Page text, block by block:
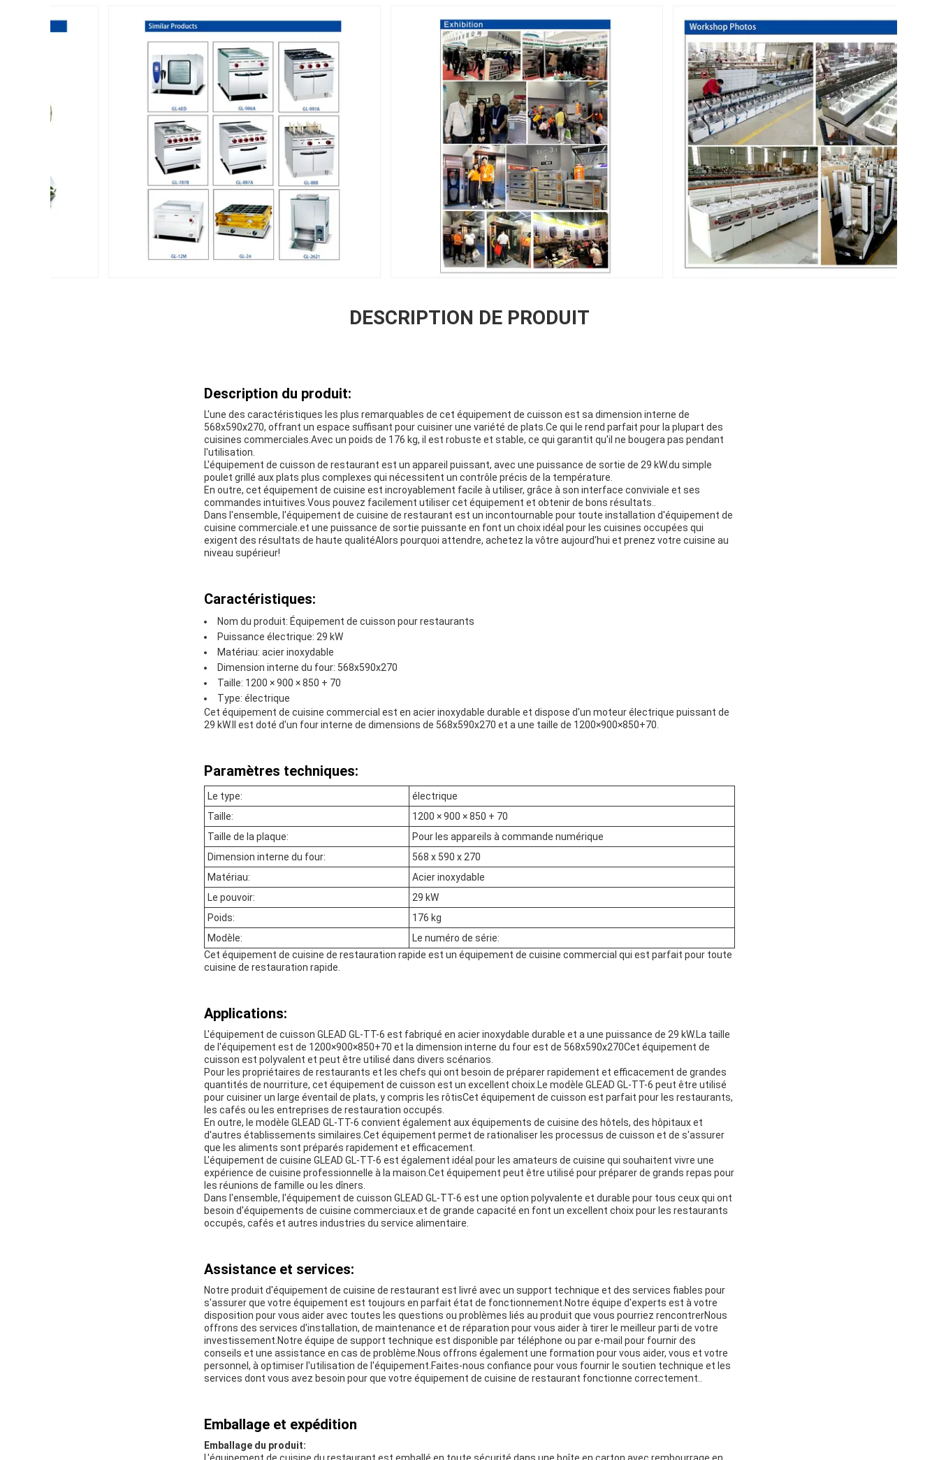
DESCRIPTION DE PRODUIT
Description du produit:
L'une des caractéristiques les plus remarquables de cet équipement de cuisson est sa dimension interne de
568x590x270, offrant un espace suffisant pour cuisiner une variété de plats.Ce qui le rend parfait pour la plupart des
cuisines commerciales.Avec un poids de 176 kg, il est robuste et stable, ce qui garantit qu'il ne bougera pas pendant
l'utilisation.
L'équipement de cuisson de restaurant est un appareil puissant, avec une puissance de sortie de 29 kW.du simple
poulet grillé aux plats plus complexes qui nécessitent un contrôle précis de la température.
En outre, cet équipement de cuisine est incroyablement facile à utiliser, grâce à son interface conviviale et ses
commandes intuitives.Vous pouvez facilement utiliser cet équipement et obtenir de bons résultats..
Dans l'ensemble, l'équipement de cuisine de restaurant est un incontournable pour toute installation d'équipement de
cuisine commerciale.et une puissance de sortie puissante en font un choix idéal pour les cuisines occupées qui
exigent des résultats de haute qualitéAlors pourquoi attendre, achetez la vôtre aujourd'hui et prenez votre cuisine au
niveau supérieur!
Caractéristiques:
Nom du produit: Équipement de cuisson pour restaurants
Puissance électrique: 29 kW
Matériau: acier inoxydable
Dimension interne du four: 568x590x270
Taille: 1200 × 900 × 850 + 70
Type: électrique
Cet équipement de cuisine commercial est en acier inoxydable durable et dispose d'un moteur électrique puissant de
29 kW.Il est doté d'un four interne de dimensions de 568x590x270 et a une taille de 1200×900×850+70.
Paramètres techniques:
Le type:
électrique
Taille:
1200 × 900 × 850 + 70
Taille de la plaque:
Pour les appareils à commande numérique
Dimension interne du four:
568 x 590 x 270
Matériau:
Acier inoxydable
Le pouvoir:
29 kW
Poids:
176 kg
Modèle:
Le numéro de série:
Cet équipement de cuisine de restauration rapide est un équipement de cuisine commercial qui est parfait pour toute
cuisine de restauration rapide.
Applications:
L'équipement de cuisson GLEAD GL-TT-6 est fabriqué en acier inoxydable durable et a une puissance de 29 kW.La taille
de l'équipement est de 1200×900×850+70 et la dimension interne du four est de 568x590x270Cet équipement de
cuisson est polyvalent et peut être utilisé dans divers scénarios.
Pour les propriétaires de restaurants et les chefs qui ont besoin de préparer rapidement et efficacement de grandes
quantités de nourriture, cet équipement de cuisson est un excellent choix.Le modèle GLEAD GL-TT-6 peut être utilisé
pour cuisiner un large éventail de plats, y compris les rôtisCet équipement de cuisson est parfait pour les restaurants,
les cafés ou les entreprises de restauration occupés.
En outre, le modèle GLEAD GL-TT-6 convient également aux équipements de cuisine des hôtels, des hôpitaux et
d'autres établissements similaires.Cet équipement permet de rationaliser les processus de cuisson et de s'assurer
que les aliments sont préparés rapidement et efficacement.
L'équipement de cuisine GLEAD GL-TT-6 est également idéal pour les amateurs de cuisine qui souhaitent vivre une
expérience de cuisine professionnelle à la maison.Cet équipement peut être utilisé pour préparer de grands repas pour
les réunions de famille ou les dîners.
Dans l'ensemble, l'équipement de cuisson GLEAD GL-TT-6 est une option polyvalente et durable pour tous ceux qui ont
besoin d'équipements de cuisine commerciaux.et de grande capacité en font un excellent choix pour les restaurants
occupés, cafés et autres industries du service alimentaire.
Assistance et services:
Notre produit d'équipement de cuisine de restaurant est livré avec un support technique et des services fiables pour
s'assurer que votre équipement est toujours en parfait état de fonctionnement.Notre équipe d'experts est à votre
disposition pour vous aider avec toutes les questions ou problèmes liés au produit que vous pourriez rencontrerNous
offrons des services d'installation, de maintenance et de réparation pour vous aider à tirer le meilleur parti de votre
investissement.Notre équipe de support technique est disponible par téléphone ou par e-mail pour fournir des
conseils et une assistance en cas de problème.Nous offrons également une formation pour vous aider, vous et votre
personnel, à optimiser l'utilisation de l'équipement.Faites-nous confiance pour vous fournir le soutien technique et les
services dont vous avez besoin pour que votre équipement de cuisine de restaurant fonctionne correctement..
Emballage et expédition
Emballage du produit: